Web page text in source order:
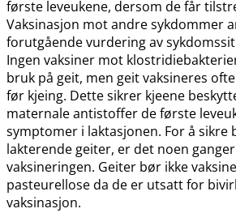
første leveukene, dersom de får
Vaksinasjon mot andre sykdommer
forutgående vurdering av
Ingen vaksiner mot
bruk på geit, men geit vaksineres
før kjeing. Dette sikrer kjeene
maternale antistoffer de første
symptomer i laktasjonen. For å sikre
lakterende geiter, er det noen
vaksineringen. Geiter bør ikke
pasteurellose da de er utsatt for
vaksinasjon.